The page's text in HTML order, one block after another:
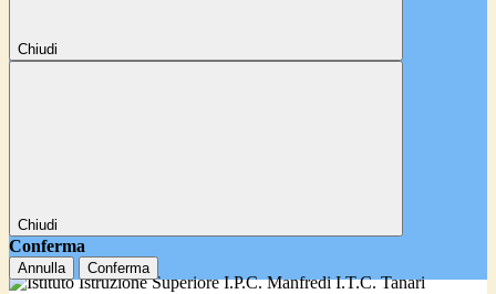
Chiudi
Chiudi
Conferma
Annulla Conferma